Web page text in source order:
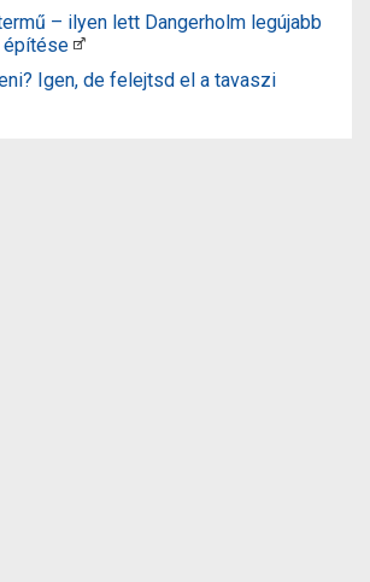
– ilyen lett Dangerholm legújabb
építése
Igen, de felejtsd el a tavaszi